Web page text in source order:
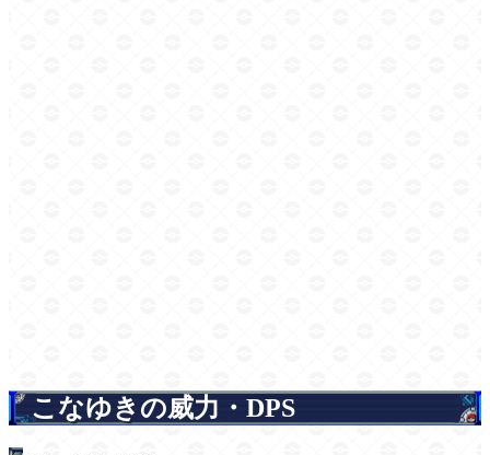
こなゆきの威力・DPS